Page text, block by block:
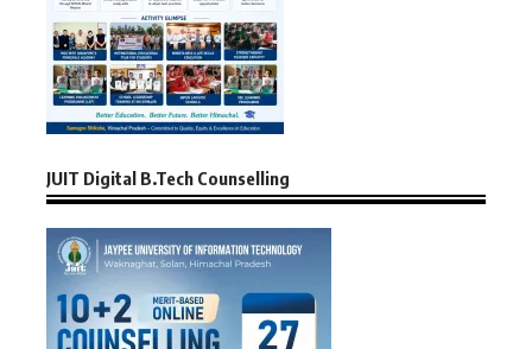
JUIT Digital B.Tech Counselling